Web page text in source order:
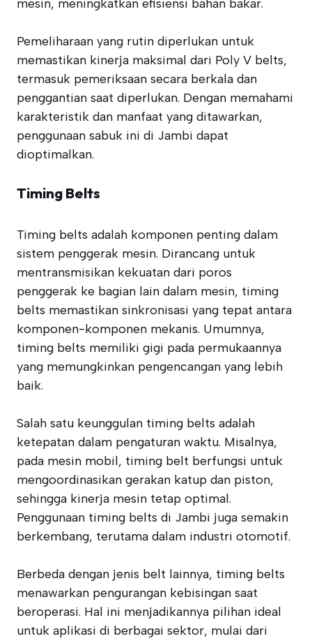
mesin, meningkatkan efisiensi bahan bakar.
Pemeliharaan yang rutin diperlukan untuk
memastikan kinerja maksimal dari Poly V belts,
termasuk pemeriksaan secara berkala dan
penggantian saat diperlukan. Dengan memahami
karakteristik dan manfaat yang ditawarkan,
penggunaan sabuk ini di Jambi dapat
dioptimalkan.
Timing Belts
Timing belts adalah komponen penting dalam
sistem penggerak mesin. Dirancang untuk
mentransmisikan kekuatan dari poros
penggerak ke bagian lain dalam mesin, timing
belts memastikan sinkronisasi yang tepat antara
komponen-komponen mekanis. Umumnya,
timing belts memiliki gigi pada permukaannya
yang memungkinkan pengencangan yang lebih
baik.
Salah satu keunggulan timing belts adalah
ketepatan dalam pengaturan waktu. Misalnya,
pada mesin mobil, timing belt berfungsi untuk
mengoordinasikan gerakan katup dan piston,
sehingga kinerja mesin tetap optimal.
Penggunaan timing belts di Jambi juga semakin
berkembang, terutama dalam industri otomotif.
Berbeda dengan jenis belt lainnya, timing belts
menawarkan pengurangan kebisingan saat
beroperasi. Hal ini menjadikannya pilihan ideal
untuk aplikasi di berbagai sektor, mulai dari